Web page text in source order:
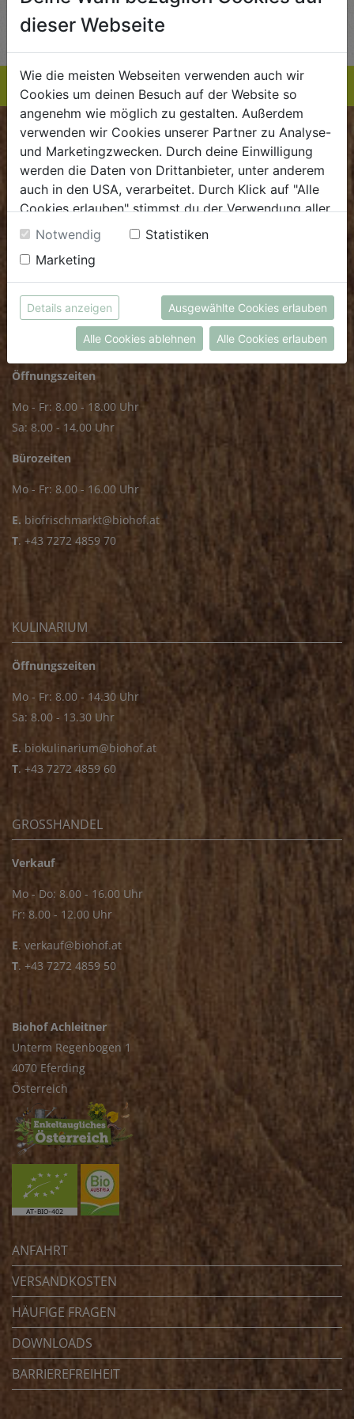
EINKAUFSLISTE
BIOKISTE
Kundenservice
Mo - Do: 8.00 - 16.00 Uhr
Fr: 8.00 - 15.00 Uhr
.dieBiokiste@biohof.at
T.+43 7272 2597
FRISCHMARKT
Öffnungszeiten
Mo - Fr: 8.00 - 18.00 Uhr
Sa: 8.00 - 14.00 Uhr
Bürozeiten
Mo - Fr: 8.00 - 16.00 Uhr
E. biofrischmarkt@biohof.at
T. +43 7272 4859 70
KULINARIUM
Öffnungszeiten
Mo - Fr: 8.00 - 14.30 Uhr
Sa: 8.00 - 13.30 Uhr
E. biokulinarium@biohof.at
T. +43 7272 4859 60
GROSSHANDEL
Verkauf
Mo - Do: 8.00 - 16.00 Uhr
Fr: 8.00 - 12.00 Uhr
E. verkauf@biohof.at
T. +43 7272 4859 50
Biohof Achleitner
Unterm Regenbogen 1
4070 Eferding
Österreich
ANFAHRT
VERSANDKOSTEN
HÄUFIGE FRAGEN
DOWNLOADS
BARRIEREFREIHEIT
dieser Webseite
Wie die meisten Webseiten verwenden auch wir
Cookies um deinen Besuch auf der Website so
angenehm wie möglich zu gestalten. Außerdem
verwenden wir Cookies unserer Partner zu Analyse-
und Marketingzwecken. Durch deine Einwilligung
werden die Daten von Drittanbieter, unter anderem
auch in den USA, verarbeitet. Durch Klick auf "Alle
Cookies erlauben" stimmst du der Verwendung aller
Cookies zu. Unter "Details anzeigen" findest du alle
Infos zu den unterschiedlichen Cookies, du kannst
auch entscheiden, welche Cookies du erlauben
möchtest.
Weitere Informationen findest du in unserer
Datenschutzerklärung
bzw. imImpressum
Notwendig
Statistiken
Marketing
Details anzeigen Ausgewählte Cookies erlauben
Alle Cookies ablehnen Alle Cookies erlauben